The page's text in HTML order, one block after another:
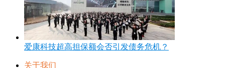
爱康科技超高担保额会否引发债务危机？
关于我们